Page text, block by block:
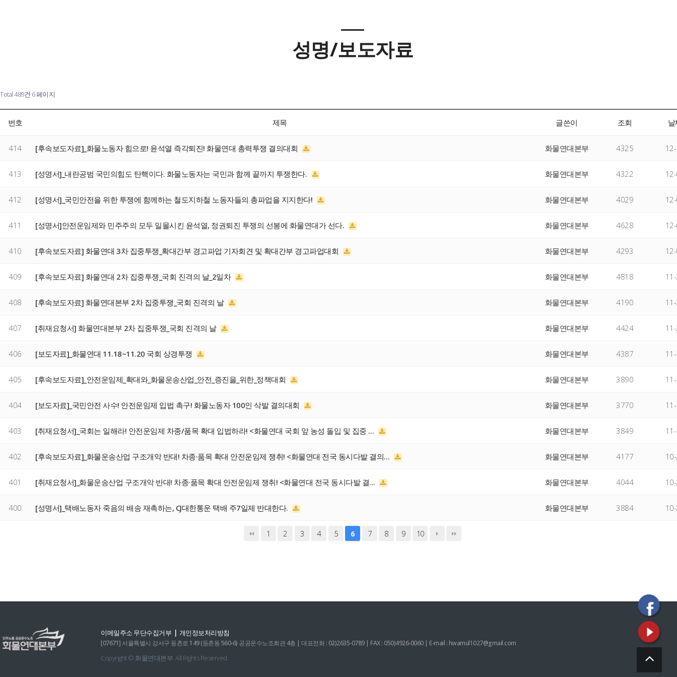
성명/보도자료
Total 489건 6 페이지
번호 제목 글쓴이 조회
414 [후속보도자료]_화물노동자 힘으로! 윤석열 즉각퇴진! 화물연대 총력투쟁 결의대회 화물연대본부 4325
413 [성명서]_내란공범 국민의힘도 탄핵이다. 화물노동자는 국민과 함께 끝까지 투쟁한다. 화물연대본부 4322
412 [성명서]_국민안전을 위한 투쟁에 함께하는 철도지하철 노동자들의 총파업을 지지한다! 화물연대본부 4029
411 [성명서]안전운임제와 민주주의 모두 일몰시킨 윤석열, 정권퇴진 투쟁의 선봉에 화물연대가 선다. 화물연대본부 4628
410 [후속보도자료] 화물연대 3차 집중투쟁_확대간부 경고파업 기자회견 및 확대간부 경고파업대회 화물연대본부 4293
409 [후속보도자료] 화물연대 2차 집중투쟁_국회 진격의 날_2일차 화물연대본부 4818
408 [후속보도자료] 화물연대본부 2차 집중투쟁_국회 진격의 날 화물연대본부 4190
407 [취재요청서] 화물연대본부 2차 집중투쟁_국회 진격의 날 화물연대본부 4424
406 [보도자료]_화물연대 11.18~11.20 국회 상경투쟁 화물연대본부 4387
405 [후속보도자료]_안전운임제_확대와_화물운송산업_안전_증진을_위한_정책대회 화물연대본부 3890
404 [보도자료]_국민안전 사수! 안전운임제 입법 촉구! 화물노동자 100인 삭발 결의대회 화물연대본부 3770
403 [취재요청서]_국회는 일해라! 안전운임제 차종/품목 확대 입법하라! <화물연대 국회 앞 농성 돌입 및 집중 … 화물연대본부 3849
402 [후속보도자료]_화물운송산업 구조개악 반대! 차종·품목 확대 안전운임제 쟁취! <화물연대 전국 동시다발 결의… 화물연대본부 4177
401 [취재요청서]_화물운송산업 구조개악 반대! 차종·품목 확대 안전운임제 쟁취! <화물연대 전국 동시다발 결… 화물연대본부 4044
400 [성명서]_택배노동자 죽음의 배송 재촉하는, CJ대한통운 택배 주7일제 반대한다. 화물연대본부 3884
1 2 3 4 5 6 7 8 9 10
이메일주소 무단수집거부 | 개인정보처리방침
[07671] 서울특별시 강서구 등촌로 149 (등촌동 560-6) 공공운수노조회관 4층 | 대표전화 : 02)2635-0789 | FAX : 050)4926-0060 | E-mail : hwamul1027@gmail.com
Copyright © 화물연대본부. All Rights Reserved.